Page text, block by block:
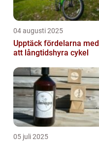
04 augusti 2025
Upptäck fördelarna med
att långtidshyra cykel
05 juli 2025